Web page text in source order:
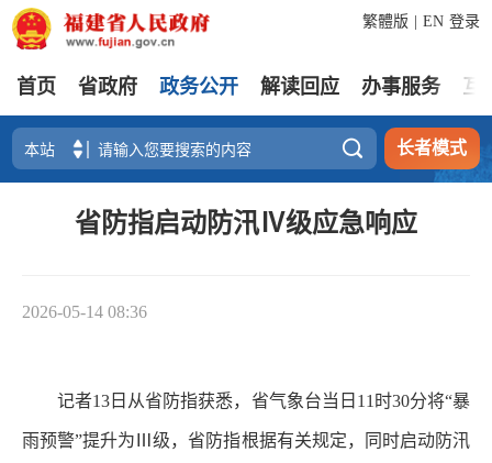
登录
繁體版 EN
首页 省政府 政务公开 解读回应 办事服务 互
 长者模式
省防指启动防汛Ⅳ级应急响应
2026-05-14 08:36
记者13日从省防指获悉，省气象台当日11时30分将“暴
雨预警”提升为Ⅲ级，省防指根据有关规定，同时启动防汛